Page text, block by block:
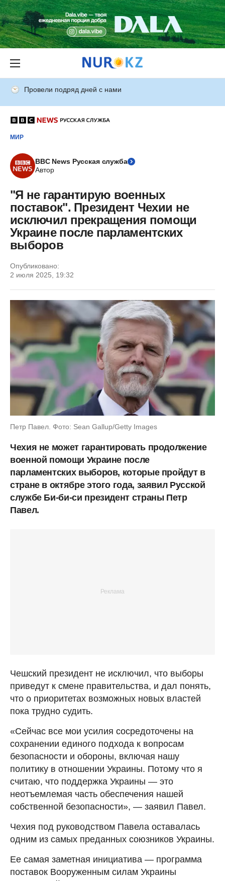
Провели подряд дней с нами
МИР
BBC News Русская служба
Автор
"Я не гарантирую военных
поставок". Президент Чехии не
исключил прекращения помощи
Украине после парламентских
выборов
Опубликовано:
2 июля 2025, 19:32
Петр Павел. Фото: Sean Gallup/Getty Images
Чехия не может гарантировать продолжение
военной помощи Украине после
парламентских выборов, которые пройдут в
стране в октябре этого года, заявил Русской
службе Би-би-си президент страны Петр
Павел.
Чешский президент не исключил, что выборы
приведут к смене правительства, и дал понять,
что о приоритетах возможных новых властей
пока трудно судить.
«Сейчас все мои усилия сосредоточены на
сохранении единого подхода к вопросам
безопасности и обороны, включая нашу
политику в отношении Украины. Потому что я
считаю, что поддержка Украины — это
неотъемлемая часть обеспечения нашей
собственной безопасности», — заявил Павел.
Чехия под руководством Павела оставалась
одним из самых преданных союзников Украины.
Ее самая заметная инициатива — программа
поставок Вооруженным силам Украины